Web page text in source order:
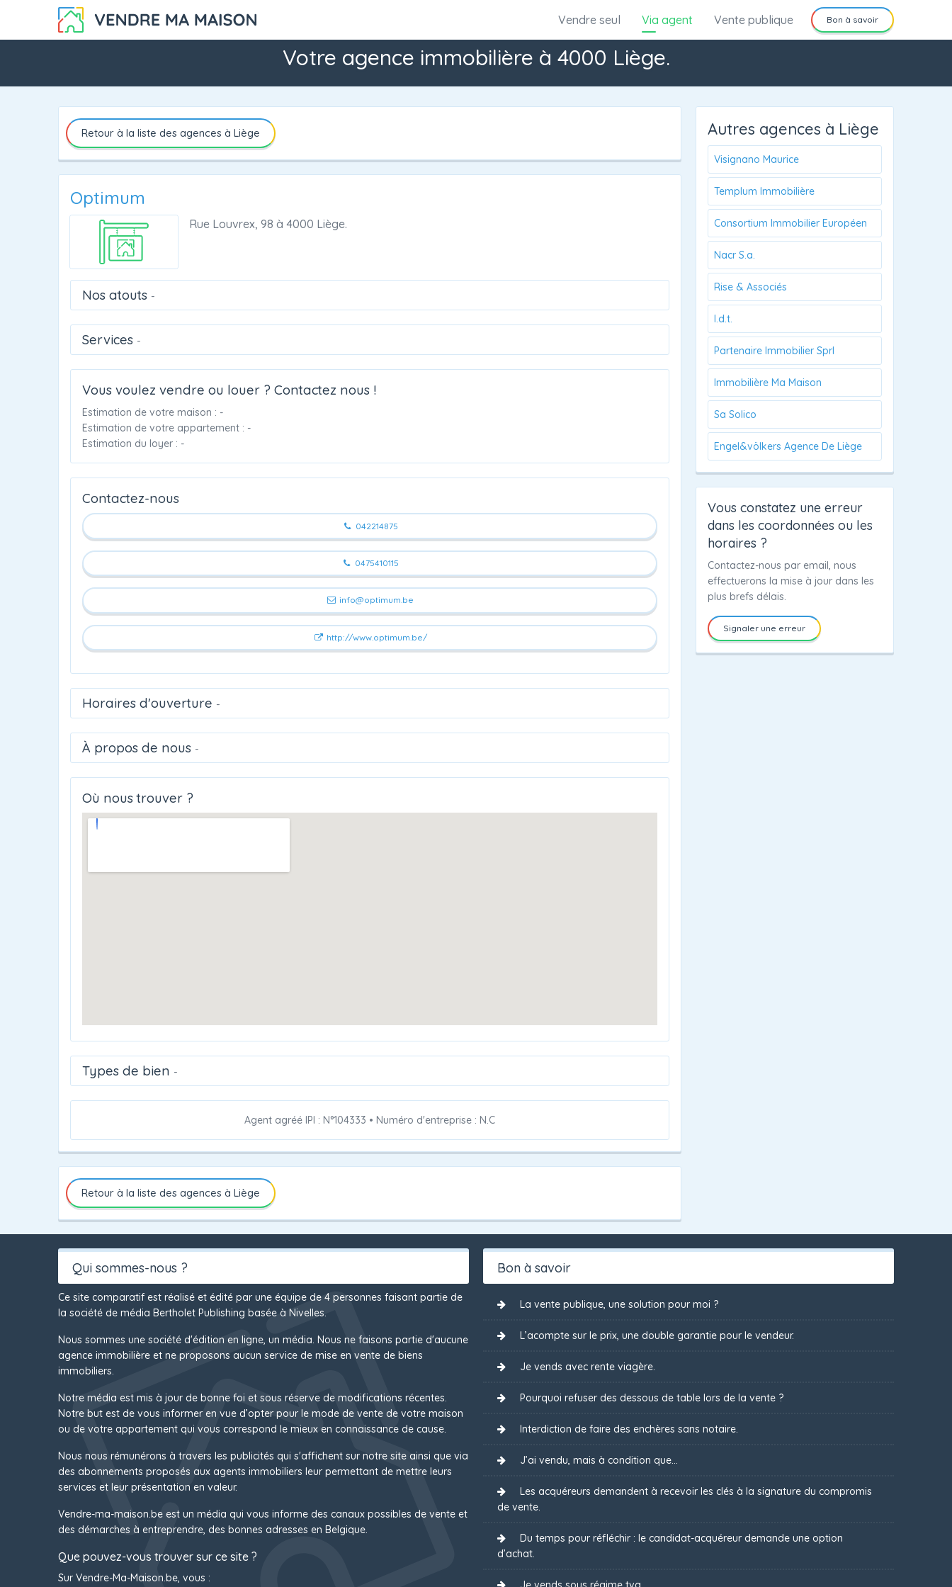
Vendre seul Via agent Vente publique Bon à savoir
Votre agence immobilière à 4000 Liège.
Retour à la liste des agences à Liège
Optimum
Rue Louvrex, 98 à 4000 Liège.
Nos atouts -
Services -
Vous voulez vendre ou louer ? Contactez nous !
Estimation de votre maison : -
Estimation de votre appartement : -
Estimation du loyer : -
Contactez-nous
042214875
0475410115
info@optimum.be
http://www.optimum.be/
Horaires d'ouverture -
À propos de nous -
Où nous trouver ?
Types de bien -
Agent agréé IPI : N°104333 • Numéro d'entreprise : N.C
Retour à la liste des agences à Liège
Autres agences à Liège
Visignano Maurice
Templum Immobilière
Consortium Immobilier Européen
Nacr S.a.
Rise & Associés
I.d.t.
Partenaire Immobilier Sprl
Immobilière Ma Maison
Sa Solico
Engel&völkers Agence De Liège
Vous constatez une erreur
dans les coordonnées ou les
horaires ?
Contactez-nous par email, nous
effectuerons la mise à jour dans les
plus brefs délais.
Signaler une erreur
Qui sommes-nous ?
Ce site comparatif est réalisé et édité par une équipe de 4 personnes faisant partie de
la société de média Bertholet Publishing basée à Nivelles.
Nous sommes une société d'édition en ligne, un média. Nous ne faisons partie d'aucune
agence immobilière et ne proposons aucun service de mise en vente de biens
immobiliers.
Notre média est mis à jour de bonne foi et sous réserve de modifications récentes.
Notre but est de vous informer en vue d’opter pour le mode de vente de votre maison
ou de votre appartement qui vous correspond le mieux en connaissance de cause.
Nous nous rémunérons à travers les publicités qui s'affichent sur notre site ainsi que via
des abonnements proposés aux agents immobiliers leur permettant de mettre leurs
services et leur présentation en valeur.
Vendre-ma-maison.be est un média qui vous informe des canaux possibles de vente et
des démarches à entreprendre, des bonnes adresses en Belgique.
Que pouvez-vous trouver sur ce site ?
Sur Vendre-Ma-Maison.be, vous :
Bon à savoir
La vente publique, une solution pour moi ?
L’acompte sur le prix, une double garantie pour le vendeur.
Je vends avec rente viagère.
Pourquoi refuser des dessous de table lors de la vente ?
Interdiction de faire des enchères sans notaire.
J’ai vendu, mais à condition que...
Les acquéreurs demandent à recevoir les clés à la signature du compromis
de vente.
Du temps pour réfléchir : le candidat-acquéreur demande une option
d’achat.